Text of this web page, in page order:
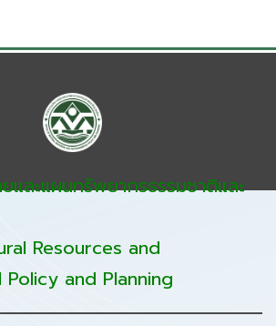
และแผนทรัพยากรธรรมชาติและ
Resources and
and Planning